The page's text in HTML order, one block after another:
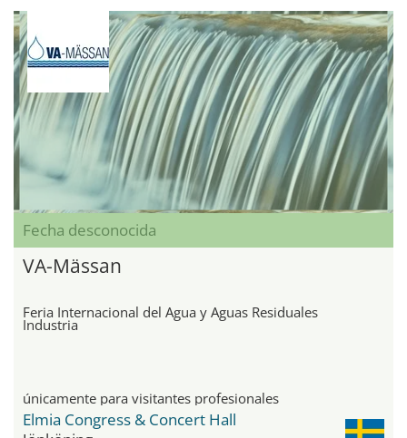
Fecha desconocida
VA-Mässan
Feria Internacional del Agua y Aguas Residuales
Industria
únicamente para visitantes profesionales
Elmia Congress & Concert Hall